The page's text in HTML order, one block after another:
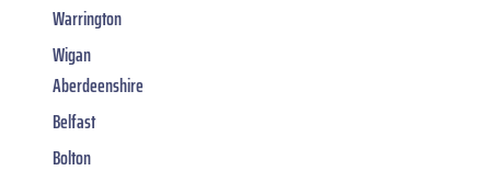
Warrington
Wigan
Aberdeenshire
Belfast
Bolton